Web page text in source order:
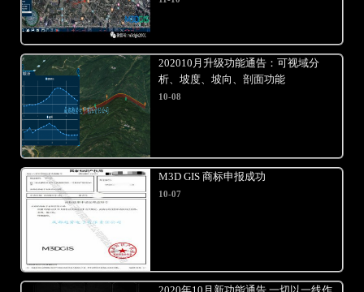
202010月升级功能通告：可视域分
析、坡度、坡向、剖面功能
10-08
M3D GIS 商标申报成功
10-07